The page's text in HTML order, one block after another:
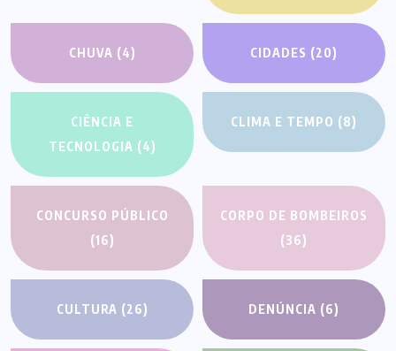
CHUVA (4) CIDADES (20)
CIÊNCIA E
TECNOLOGIA (4)
CLIMA E TEMPO (8)
CONCURSO PÚBLICO
(16)
CORPO DE BOMBEIROS
(36)
CULTURA (26) DENÚNCIA (6)